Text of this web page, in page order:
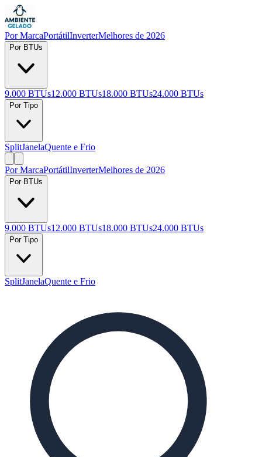
Por MarcaPortátilInverterMelhores de 2026
Por BTUs
9.000 BTUs12.000 BTUs18.000 BTUs24.000 BTUs
Por Tipo
SplitJanelaQuente e Frio
Por MarcaPortátilInverterMelhores de 2026
Por BTUs
9.000 BTUs12.000 BTUs18.000 BTUs24.000 BTUs
Por Tipo
SplitJanelaQuente e Frio